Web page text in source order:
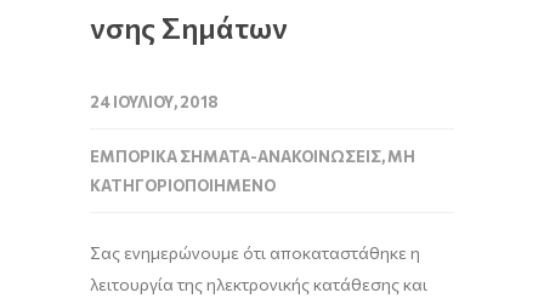
νσης Σημάτων
24 ΙΟΥΛΊΟΥ, 2018
ΕΜΠΟΡΙΚΆ ΣΉΜΑΤΑ-ΑΝΑΚΟΙΝΏΣΕΙΣ,ΜΗ
ΚΑΤΗΓΟΡΙΟΠΟΙΗΜΈΝΟ
Σας ενημερώνουμε ότι αποκαταστάθηκε η
λειτουργία της ηλεκτρονικής κατάθεσης και